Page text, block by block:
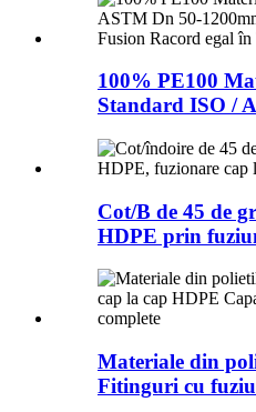
100% PE100
Standard ISO /
Cot/B de 45 de
HDPE prin
Materiale din
Fitinguri cu